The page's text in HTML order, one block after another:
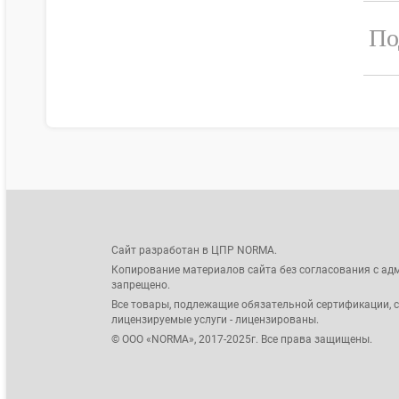
Сайт разработан в ЦПР NORMA.
Копирование материалов сайта без согласования с
запрещено.
Все товары, подлежащие обязательной сертификации,
лицензируемые услуги - лицензированы.
© ООО «NORMA», 2017-2025г. Все права защищены.